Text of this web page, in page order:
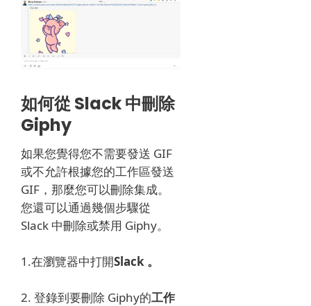
如何從 Slack 中刪除
Giphy
如果您覺得您不需要發送 GIF
或不允許根據您的工作區發送
GIF，那麼您可以刪除集成。
您還可以通過幾個步驟從
Slack 中刪除或禁用 Giphy。
1.在瀏覽器中打開Slack 。
2. 登錄到要刪除 Giphy的工作